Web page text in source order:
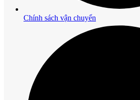
Chính sách vận chuyển